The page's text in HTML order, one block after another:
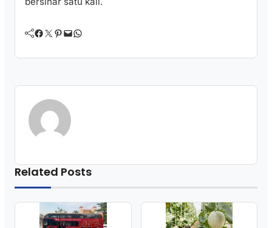
Facebook Twitter Pinterest Mail WhatsApp
Related Posts